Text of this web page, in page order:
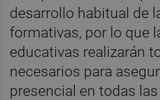
desarrollo habitual de
formativas, por lo que
educativas realizarán
necesarios para
presencial en todas